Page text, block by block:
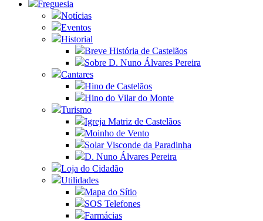
Freguesia
Notícias
Eventos
Historial
Breve História de Castelãos
Sobre D. Nuno Álvares Pereira
Cantares
Hino de Castelãos
Hino do Vilar do Monte
Turismo
Igreja Matriz de Castelãos
Moinho de Vento
Solar Visconde da Paradinha
D. Nuno Álvares Pereira
Loja do Cidadão
Utilidades
Mapa do Sítio
SOS Telefones
Farmácias